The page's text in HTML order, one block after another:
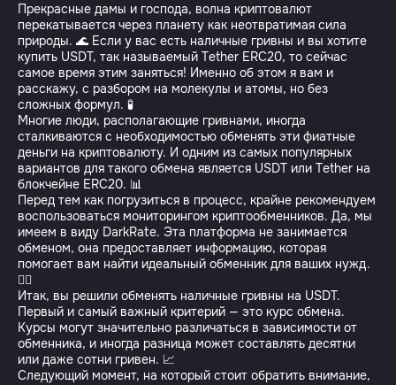
Прекрасные дамы и господа, волна криптовалют
перекатывается через планету как неотвратимая сила
природы. 🌊 Если у вас есть наличные гривны и вы хотите
купить USDT, так называемый Tether ERC20, то сейчас
самое время этим заняться! Именно об этом я вам и
расскажу, с разбором на молекулы и атомы, но без
сложных формул. 🧪
Многие люди, располагающие гривнами, иногда
сталкиваются с необходимостью обменять эти фиатные
деньги на криптовалюту. И одним из самых популярных
вариантов для такого обмена является USDT или Tether на
блокчейне ERC20. 📊
Перед тем как погрузиться в процесс, крайне рекомендуем
воспользоваться мониторингом криптообменников. Да, мы
имеем в виду DarkRate. Эта платформа не занимается
обменом, она предоставляет информацию, которая
помогает вам найти идеальный обменник для ваших нужд.
🕵️‍♂️
Итак, вы решили обменять наличные гривны на USDT.
Первый и самый важный критерий — это курс обмена.
Курсы могут значительно различаться в зависимости от
обменника, и иногда разница может составлять десятки
или даже сотни гривен. 📈
Следующий момент, на который стоит обратить внимание,